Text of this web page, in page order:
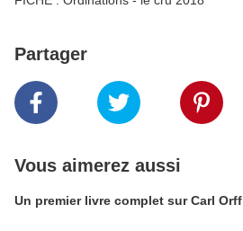
Partager
Vous aimerez aussi
Un premier livre complet sur Carl Orff